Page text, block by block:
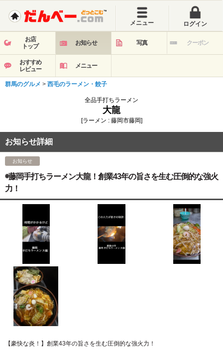
メニュー ログイン
お店
トップ
お知らせ 写真 クーポン
おすすめ
レビュー
メニュー
群馬のグルメ > 西毛のラーメン・餃子
全品手打ちラーメン
大龍
[ラーメン : 藤岡市藤岡]
お知らせ詳細
お知らせ
◉藤岡手打ちラーメン大龍！創業43年の旨さを生む圧倒的な強火
力！
【豪快な炎！】創業43年の旨さを生む圧倒的な強火力！